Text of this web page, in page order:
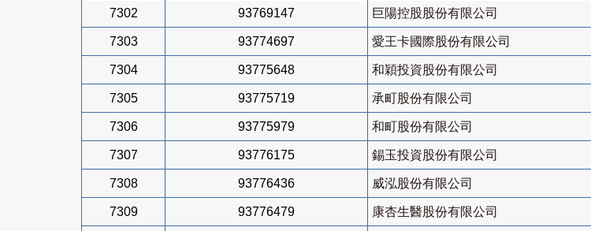
7302 93769147 巨陽控股股份有限公司
7303 93774697 愛王卡國際股份有限公司
7304 93775648 和穎投資股份有限公司
7305 93775719 承町股份有限公司
7306 93775979 和町股份有限公司
7307 93776175 錫玉投資股份有限公司
7308 93776436 威泓股份有限公司
7309 93776479 康杏生醫股份有限公司